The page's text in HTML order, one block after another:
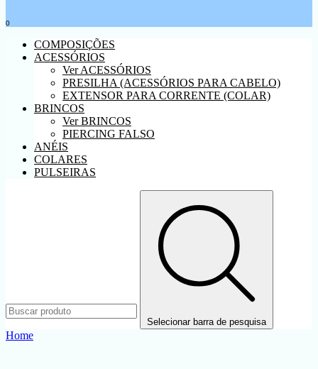
0
COMPOSIÇÕES
ACESSÓRIOS
Ver ACESSÓRIOS
PRESILHA (ACESSÓRIOS PARA CABELO)
EXTENSOR PARA CORRENTE (COLAR)
BRINCOS
Ver BRINCOS
PIERCING FALSO
ANÉIS
COLARES
PULSEIRAS
Selecionar barra de pesquisa
Home